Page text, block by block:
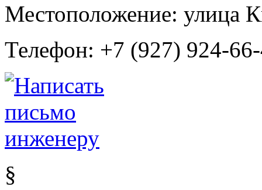
Местоположение: улица
Телефон: +7 (927) 924-
§